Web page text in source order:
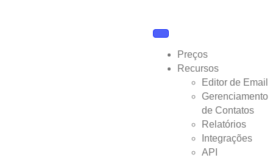
Preços
Recursos
Editor de Email
Gerenciamento
de Contatos
Relatórios
Integrações
API